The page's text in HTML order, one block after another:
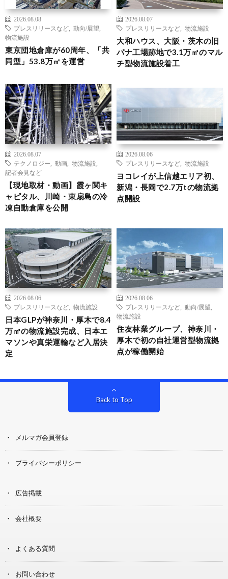
2026.08.08
プレスリリースなど
動向/展望
物流施設
東京団地倉庫が60周年、「共
同型」53.8万㎡を運営
2026.08.07
プレスリリースなど
物流施設
大和ハウス、大阪・茨木の旧
パナ工場跡地で3.1万㎡のマル
チ型物流施設着工
2026.08.07
テクノロジー
動画 物流施設
記者会見など
【現地取材・動画】霞ヶ関キ
ャピタル、川崎・東扇島の冷
凍自動倉庫を公開
2026.08.06
プレスリリースなど
物流施設
ヨコレイが上信越エリア初、
新潟・長岡で2.7万tの物流拠
点開設
2026.08.06
プレスリリースなど
物流施設
日本GLPが神奈川・厚木で8.4
万㎡の物流施設完成、日本エ
マソンや真栄運輸など入居決
定
2026.08.06
プレスリリースなど
動向/展望
物流施設
住友林業グループ、神奈川・
厚木で初の自社運営型物流拠
点が稼働開始
Back to Top
メルマガ会員登録
プライバシーポリシー
広告掲載
会社概要
よくある質問
お問い合わせ